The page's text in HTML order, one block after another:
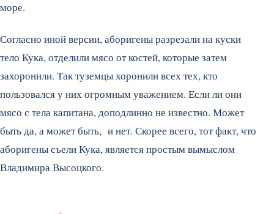
море.
Согласно иной версии, аборигены разрезали на куски
тело Кука, отделили мясо от костей, которые затем
захоронили. Так туземцы хоронили всех тех, кто
пользовался у них огромным уважением. Если ли они
мясо с тела капитана, доподлинно не известно. Может
быть да, а может быть, и нет. Скорее всего, тот факт, что
аборигены съели Кука, является простым вымыслом
Владимира Высоцкого.